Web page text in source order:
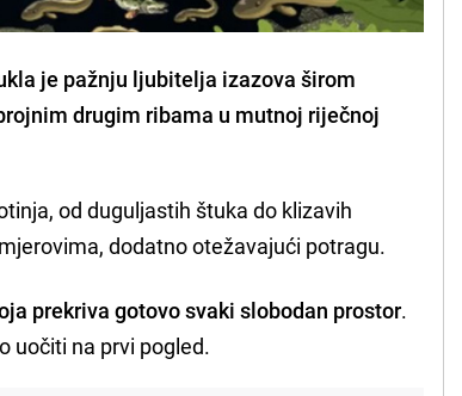
je pažnju ljubitelja izazova širom
drugim ribama u mutnoj riječnoj
od duguljastih štuka do klizavih
dodatno otežavajući potragu.
prekriva gotovo svaki slobodan prostor.
uočiti na prvi pogled.